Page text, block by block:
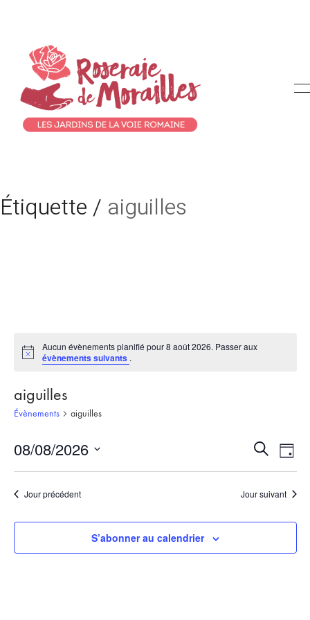
Étiquette / aiguilles
Notice
Aucun évènements planifié pour 8 août 2026. Passer aux
évènements suivants .
aiguilles
Évènements aiguilles
et
vues
Recherche
de
Jour
08/08/2026
date.
Jour précédent Jour suivant
S’abonner au calendrier